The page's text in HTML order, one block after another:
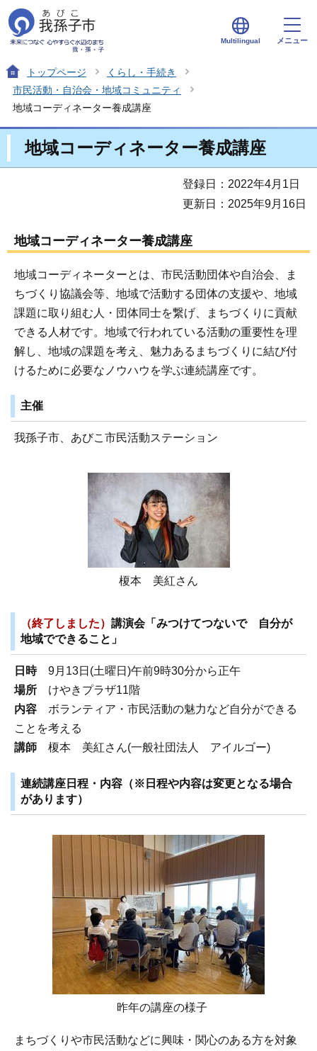
Multilingual メニュー
トップページ
くらし・手続き
市民活動・自治会・地域コミュニティ
地域コーディネーター養成講座
地域コーディネーター養成講座
登録日：2022年4月1日
更新日：2025年9月16日
地域コーディネーター養成講座
地域コーディネーターとは、市民活動団体や自治会、ま
ちづくり協議会等、地域で活動する団体の支援や、地域
課題に取り組む人・団体同士を繋げ、まちづくりに貢献
できる人材です。地域で行われている活動の重要性を理
解し、地域の課題を考え、魅力あるまちづくりに結び付
けるために必要なノウハウを学ぶ連続講座です。
主催
我孫子市、あびこ市民活動ステーション
榎本 美紅さん
（終了しました） 講演会「みつけてつないで 自分が
地域でできること」
日時9月13日(土曜日)午前9時30分から正午
場所 けやきプラザ11階
内容 ボランティア・市民活動の魅力など自分ができる
ことを考える
講師 榎本 美紅さん(一般社団法人 アイルゴー)
連続講座日程・内容（※日程や内容は変更となる場合
があります）
昨年の講座の様子
まちづくりや市民活動などに興味・関心のある方を対象